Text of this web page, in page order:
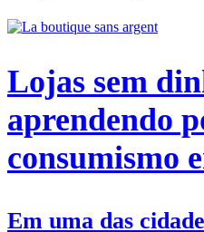
Lojas sem
aprendendo
consumismo
Em uma das